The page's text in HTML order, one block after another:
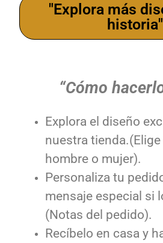
"Explora más
historia"
“Cómo
Explora el diseño
nuestra
hombre o mujer).
Personaliza tu
mensaje especial si
(Notas del pedido).
Recíbelo en casa y